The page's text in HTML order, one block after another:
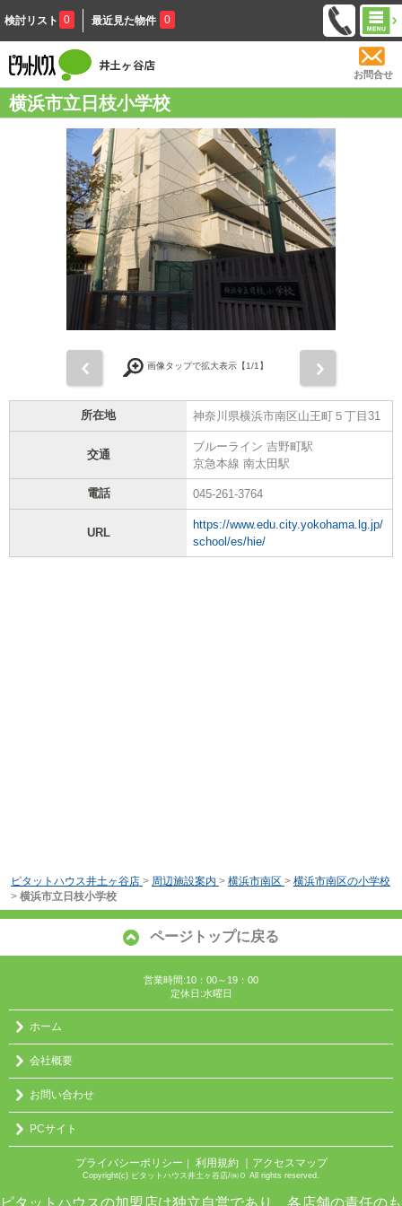
検討リスト 0 最近見た物件 0
お問合せ
横浜市立日枝小学校
画像タップで拡大表示【1/1】
所在地 神奈川県横浜市南区山王町５丁目31
交通
ブルーライン 吉野町駅
京急本線 南太田駅
電話 045-261-3764
URL
https://www.edu.city.yokohama.lg.jp/
school/es/hie/
ピタットハウス井土ヶ谷店 > 周辺施設案内 > 横浜市南区 > 横浜市南区の小学校
> 横浜市立日枝小学校
ページトップに戻る
営業時間:10：00～19：00
定休日:水曜日
ホーム
会社概要
お問い合わせ
PCサイト
プライバシーポリシー ｜ 利用規約 ｜アクセスマップ
Copyright(c) ピタットハウス井土ヶ谷店/㈱０ All rights reserved.
ピタットハウスの加盟店は独立自営であり、各店舗の責任のも